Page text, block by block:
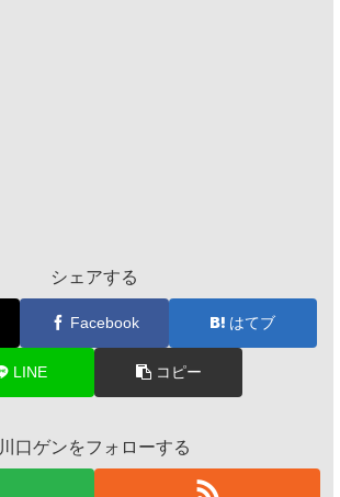
シェアする
Facebook はてブ
LINE コピー
川口ゲンをフォローする